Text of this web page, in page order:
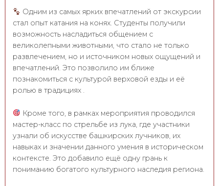
Одним из самых ярких впечатлений от экскурсии
стал опыт катания на конях. Студенты получили
возможность насладиться общением с
великолепными животными, что стало не только
развлечением, но и источником новых ощущений и
впечатлений. Это позволило им ближе
познакомиться с культурой верховой езды и её
ролью в традициях .
Кроме того, в рамках мероприятия проводился
мастер-класс по стрельбе из лука, где участники
узнали об искусстве башкирских лучников, их
навыках и значении данного умения в историческом
контексте. Это добавило ещё одну грань к
пониманию богатого культурного наследия региона.